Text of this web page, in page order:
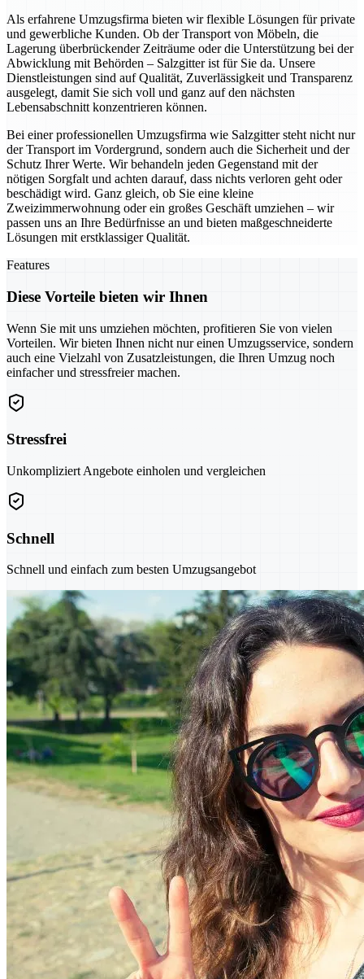
Als erfahrene Umzugsfirma bieten wir flexible Lösungen für private
und gewerbliche Kunden. Ob der Transport von Möbeln, die
Lagerung überbrückender Zeiträume oder die Unterstützung bei der
Abwicklung mit Behörden – Salzgitter ist für Sie da. Unsere
Dienstleistungen sind auf Qualität, Zuverlässigkeit und Transparenz
ausgelegt, damit Sie sich voll und ganz auf den nächsten
Lebensabschnitt konzentrieren können.
Bei einer professionellen Umzugsfirma wie Salzgitter steht nicht nur
der Transport im Vordergrund, sondern auch die Sicherheit und der
Schutz Ihrer Werte. Wir behandeln jeden Gegenstand mit der
nötigen Sorgfalt und achten darauf, dass nichts verloren geht oder
beschädigt wird. Ganz gleich, ob Sie eine kleine
Zweizimmerwohnung oder ein großes Geschäft umziehen – wir
passen uns an Ihre Bedürfnisse an und bieten maßgeschneiderte
Lösungen mit erstklassiger Qualität.
Features
Diese Vorteile bieten wir Ihnen
Wenn Sie mit uns umziehen möchten, profitieren Sie von vielen
Vorteilen. Wir bieten Ihnen nicht nur einen Umzugsservice, sondern
auch eine Vielzahl von Zusatzleistungen, die Ihren Umzug noch
einfacher und stressfreier machen.
Stressfrei
Unkompliziert Angebote einholen und vergleichen
Schnell
Schnell und einfach zum besten Umzugsangebot